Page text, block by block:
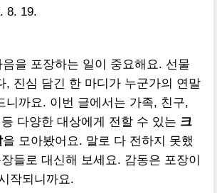
8. 19.
을 포장하는 일이 중요해요. 선물
, 진심 담긴 한 마디가 누군가의 연말
니까요. 이번 글에서는 가족, 친구,
다양한 대상에게 전할 수 있는 크
을 모아봤어요. 말로 다 전하지 못했
들로 대신해 보세요. 감동은 포장이
작되니까요.